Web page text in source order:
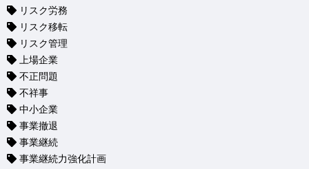
リスク労務
リスク移転
リスク管理
上場企業
不正問題
不祥事
中小企業
事業撤退
事業継続
事業継続力強化計画